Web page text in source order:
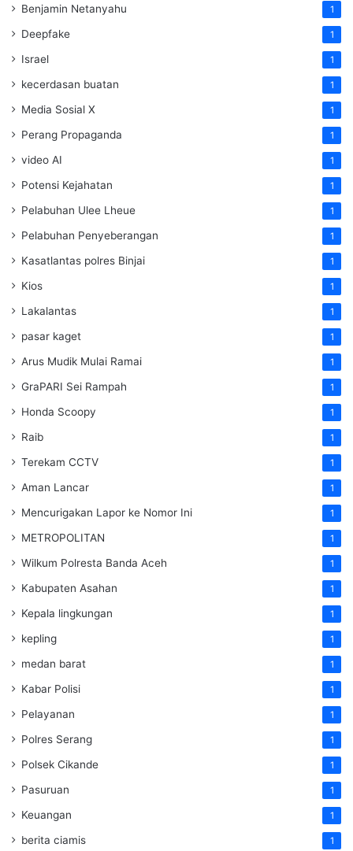
Benjamin Netanyahu 1
Deepfake 1
Israel 1
kecerdasan buatan 1
Media Sosial X 1
Perang Propaganda 1
video AI 1
Potensi Kejahatan 1
Pelabuhan Ulee Lheue 1
Pelabuhan Penyeberangan 1
Kasatlantas polres Binjai 1
Kios 1
Lakalantas 1
pasar kaget 1
Arus Mudik Mulai Ramai 1
GraPARI Sei Rampah 1
Honda Scoopy 1
Raib 1
Terekam CCTV 1
Aman Lancar 1
Mencurigakan Lapor ke Nomor Ini 1
METROPOLITAN 1
Wilkum Polresta Banda Aceh 1
Kabupaten Asahan 1
Kepala lingkungan 1
kepling 1
medan barat 1
Kabar Polisi 1
Pelayanan 1
Polres Serang 1
Polsek Cikande 1
Pasuruan 1
Keuangan 1
berita ciamis 1